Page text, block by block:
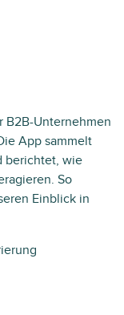
B2B-Unternehmen
App sammelt
berichtet, wie
So
Einblick in